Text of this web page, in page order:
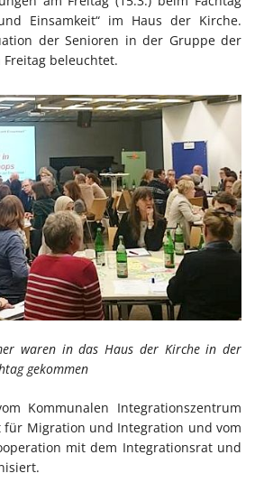
Einsamkeit“ im Haus der Kirche.
der Senioren in der Gruppe der
beleuchtet.
waren in das Haus der Kirche in der
gekommen
Kommunalen Integrationszentrum
für Migration und Integration und vom
mit dem Integrationsrat und